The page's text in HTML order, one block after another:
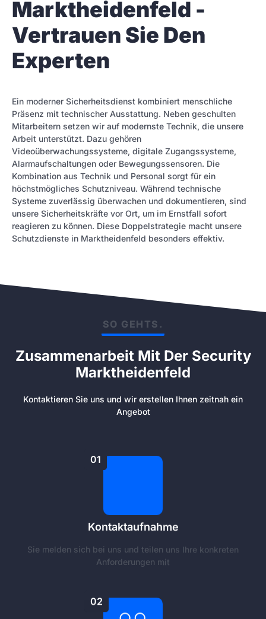
Marktheidenfeld -
Vertrauen Sie Den
Experten
Ein moderner Sicherheitsdienst kombiniert menschliche
Präsenz mit technischer Ausstattung. Neben geschulten
Mitarbeitern setzen wir auf modernste Technik, die unsere
Arbeit unterstützt. Dazu gehören
Videoüberwachungssysteme, digitale Zugangssysteme,
Alarmaufschaltungen oder Bewegungssensoren. Die
Kombination aus Technik und Personal sorgt für ein
höchstmögliches Schutzniveau. Während technische
Systeme zuverlässig überwachen und dokumentieren, sind
unsere Sicherheitskräfte vor Ort, um im Ernstfall sofort
reagieren zu können. Diese Doppelstrategie macht unsere
Schutzdienste in Marktheidenfeld besonders effektiv.
SO GEHTS.
Zusammenarbeit Mit Der Security
Marktheidenfeld
Kontaktieren Sie uns und wir erstellen Ihnen zeitnah ein
Angebot
01
Kontaktaufnahme
Sie melden sich bei uns und teilen uns Ihre konkreten
Anforderungen mit
02